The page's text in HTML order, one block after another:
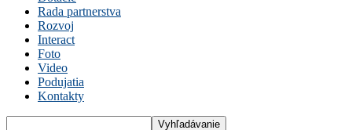
Rada partnerstva
Rozvoj
Interact
Foto
Video
Podujatia
Kontakty